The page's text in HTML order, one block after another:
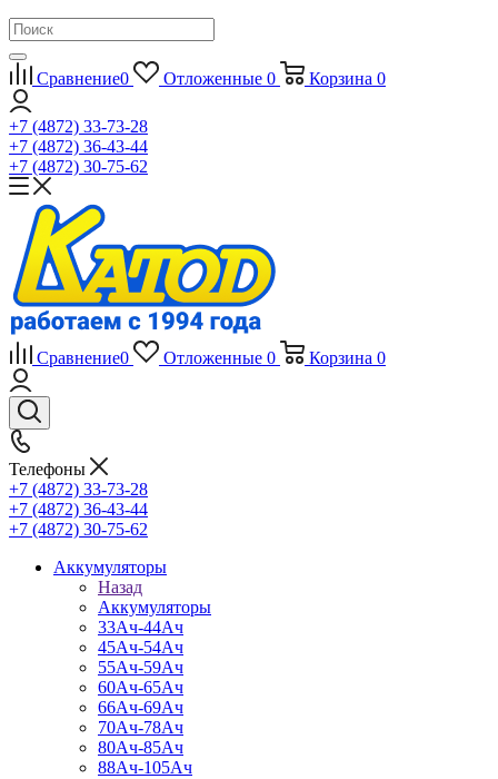
Сравнение0 Отложенные 0 Корзина 0
+7 (4872) 33-73-28
+7 (4872) 36-43-44
+7 (4872) 30-75-62
Сравнение0 Отложенные 0 Корзина 0
Телефоны
+7 (4872) 33-73-28
+7 (4872) 36-43-44
+7 (4872) 30-75-62
Аккумуляторы
Назад
Аккумуляторы
33Ач-44Ач
45Ач-54Ач
55Ач-59Ач
60Ач-65Ач
66Ач-69Ач
70Ач-78Ач
80Ач-85Ач
88Ач-105Ач